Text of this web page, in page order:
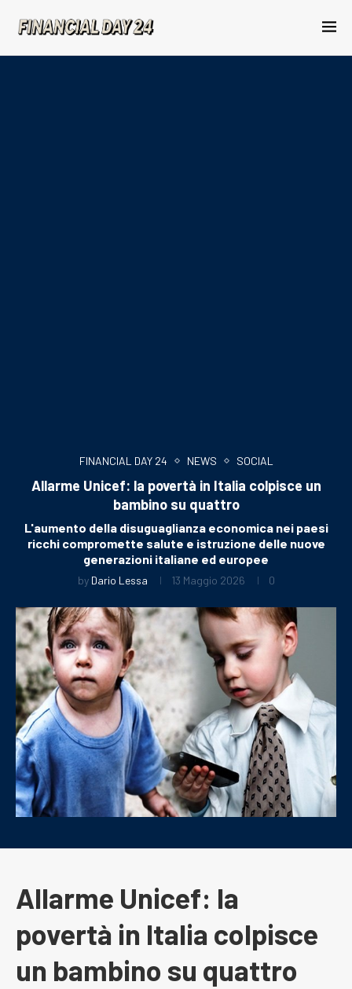
FINANCIAL DAY 24 NEWS SOCIAL
Allarme Unicef: la povertà in Italia colpisce un
bambino su quattro
L'aumento della disuguaglianza economica nei paesi
ricchi compromette salute e istruzione delle nuove
generazioni italiane ed europee
by Dario Lessa 13 Maggio 2026 0
Allarme Unicef: la
povertà in Italia colpisce
un bambino su quattro